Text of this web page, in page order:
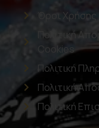
Όροι Χρήσης
Πολιτική
Cookies
Πολιτική
Πολιτική
Πολιτική